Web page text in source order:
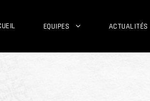
EQUIPES ACTUALITÉS